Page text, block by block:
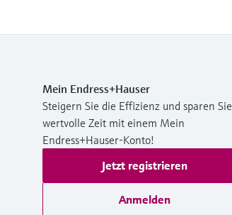
Mein Endress+Hauser
Steigern Sie die Effizienz und sparen Sie
wertvolle Zeit mit einem Mein
Endress+Hauser-Konto!
Jetzt registrieren
Anmelden